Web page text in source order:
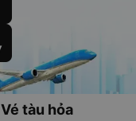
Vé tàu hỏa